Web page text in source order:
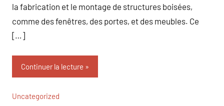
la fabrication et le montage de structures boisées,
comme des fenêtres, des portes, et des meubles. Ce
[…]
Continuer la lecture
Uncategorized